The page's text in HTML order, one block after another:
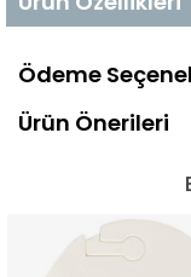
Ödeme
Ürün Önerileri